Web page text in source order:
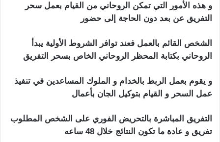
و هذه الأمور التي تمكن الروحاني من القيام بعمل سحر
التفريق عن بعد دون الحاجة إلى حضور
الشخص القائم بالعمل فعند توافر الشروط الأولية يبدأ
الروحاني بكتابة المحظر الروحاني الخاص بسحر التفريق
و يقوم بعمل الربط بالخدام و الملوك المساعدين في تنفيذ
عمل السحر و القيام بتوكيل الجان بأعمال
التفريق المباشرة بالتحريض الفوري على الشخص المطلوب
تفريق و عادة ما تكون النتائج خلال 48 ساعه